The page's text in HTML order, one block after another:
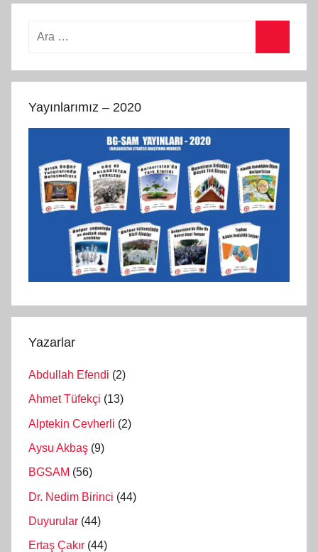
Arama:
Yayınlarımız – 2020
Yazarlar
Abdullah Efendi (2)
Ahmet Tüfekçi (13)
Alptekin Cevherli (2)
Aysu Akbaş (9)
BGSAM (56)
Dr. Nedim Birinci (44)
Duyurular (44)
Ertaş Çakır (44)